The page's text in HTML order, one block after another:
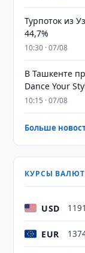
Турпоток из
44,7%
10:30 · 07/08
В Ташкенте
Dance Your
10:15 · 07/08
Больше
КУРСЫ ВАЛЮТ
USD
EUR